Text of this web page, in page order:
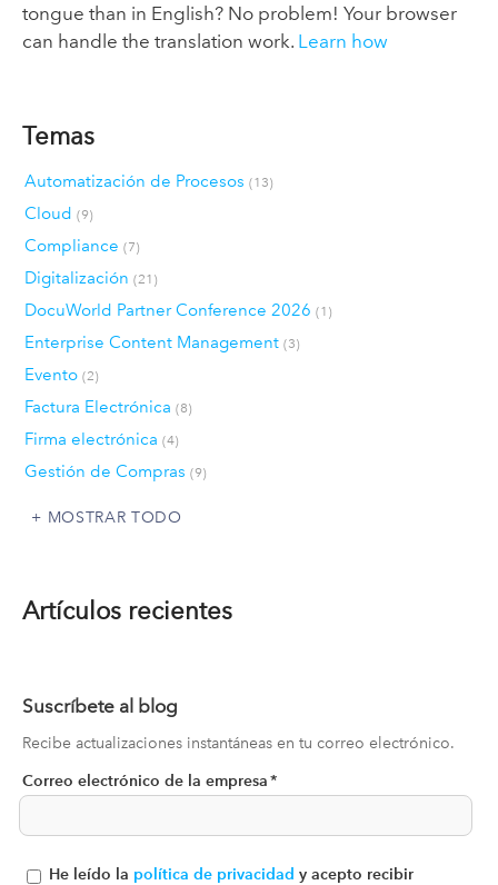
tongue than in English? No problem! Your browser
can handle the translation work. Learn how
Temas
Automatización de Procesos (13)
Cloud (9)
Compliance (7)
Digitalización (21)
DocuWorld Partner Conference 2026 (1)
Enterprise Content Management (3)
Evento (2)
Factura Electrónica (8)
Firma electrónica (4)
Gestión de Compras (9)
MOSTRAR TODO
Artículos recientes
Suscríbete al blog
Recibe actualizaciones instantáneas en tu correo electrónico.
Correo electrónico de la empresa*
He leído la política de privacidad y acepto recibir